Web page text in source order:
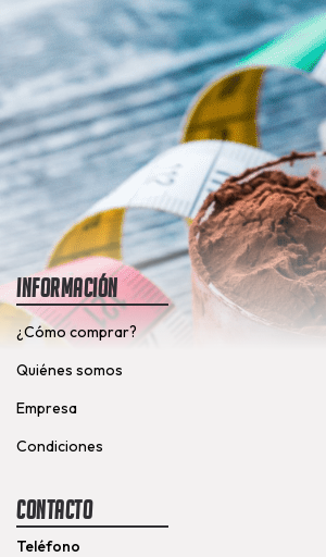
Información
¿Cómo comprar?
Quiénes somos
Empresa
Condiciones
Contacto
Teléfono